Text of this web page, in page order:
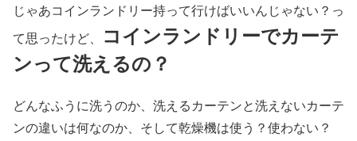
じゃあコインランドリー持って行けばいいんじゃない？っ
て思ったけど、
コインランドリーでカーテ
ンって洗えるの？
どんなふうに洗うのか、洗えるカーテンと洗えないカーテ
ンの違いは何なのか、そして乾燥機は使う？使わない？